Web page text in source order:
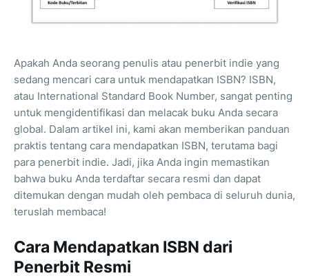
Apakah Anda seorang penulis atau penerbit indie yang
sedang mencari cara untuk mendapatkan ISBN? ISBN,
atau International Standard Book Number, sangat penting
untuk mengidentifikasi dan melacak buku Anda secara
global. Dalam artikel ini, kami akan memberikan panduan
praktis tentang cara mendapatkan ISBN, terutama bagi
para penerbit indie. Jadi, jika Anda ingin memastikan
bahwa buku Anda terdaftar secara resmi dan dapat
ditemukan dengan mudah oleh pembaca di seluruh dunia,
teruslah membaca!
Cara Mendapatkan ISBN dari
Penerbit Resmi